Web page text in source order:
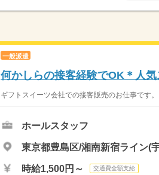
一般派遣
何かしらの接客経験でOK＊人
ギフトスイーツ会社での接客販売のお仕事です
ホールスタッフ
東京都豊島区/湘南新宿ライン(
時給1,500円～ 交通費全額支給